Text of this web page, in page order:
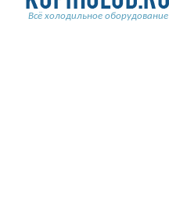
Всё холодильное оборудование